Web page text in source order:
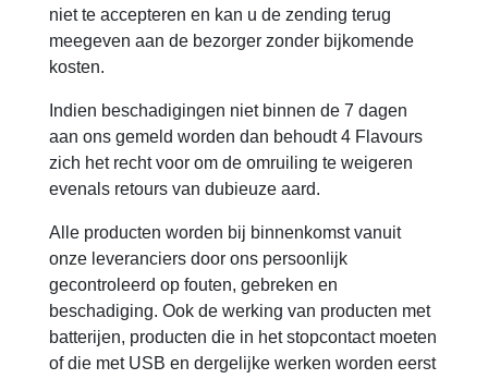
niet te accepteren en kan u de zending terug
meegeven aan de bezorger zonder bijkomende
kosten.
Indien beschadigingen niet binnen de 7 dagen
aan ons gemeld worden dan behoudt 4 Flavours
zich het recht voor om de omruiling te weigeren
evenals retours van dubieuze aard.
Alle producten worden bij binnenkomst vanuit
onze leveranciers door ons persoonlijk
gecontroleerd op fouten, gebreken en
beschadiging. Ook de werking van producten met
batterijen, producten die in het stopcontact moeten
of die met USB en dergelijke werken worden eerst